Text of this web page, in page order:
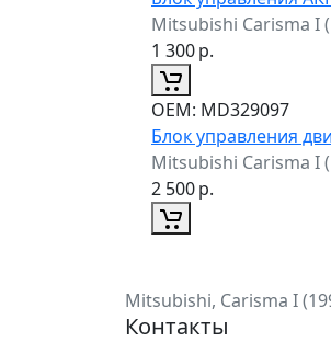
Mitsubishi Carisma I
1 300р.
ОЕМ: MD329097
Блок управления
Mitsubishi Carisma I
2 500р.
Mitsubishi, Carisma I
Контакты